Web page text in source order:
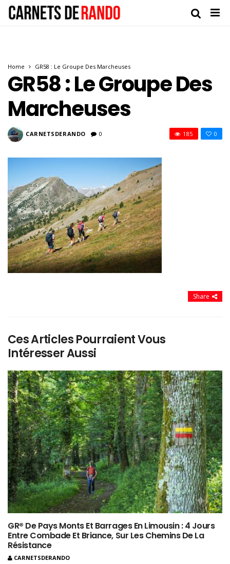
Home GR58 : Le Groupe Des Marcheuses
GR58 : Le Groupe Des
Marcheuses
CARNETSDERANDO 0 0
185
Share
Ces Articles Pourraient Vous
Intéresser Aussi
GR® De Pays Monts Et Barrages En Limousin : 4 Jours
Entre Combade Et Briance, Sur Les Chemins De La
Résistance
CARNETSDERANDO